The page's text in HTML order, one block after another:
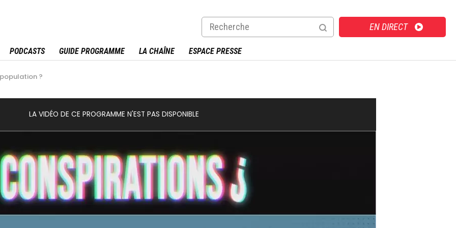
EN DIRECT
PODCASTS GUIDE PROGRAMME LA CHAÎNE ESPACE PRESSE
?
LA VIDÉO DE CE PROGRAMME N'EST PAS DISPONIBLE